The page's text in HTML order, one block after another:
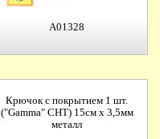
A01328
Крючок с покрытием 1 шт.
("Gamma" CHT) 15см х 3,5мм
металл